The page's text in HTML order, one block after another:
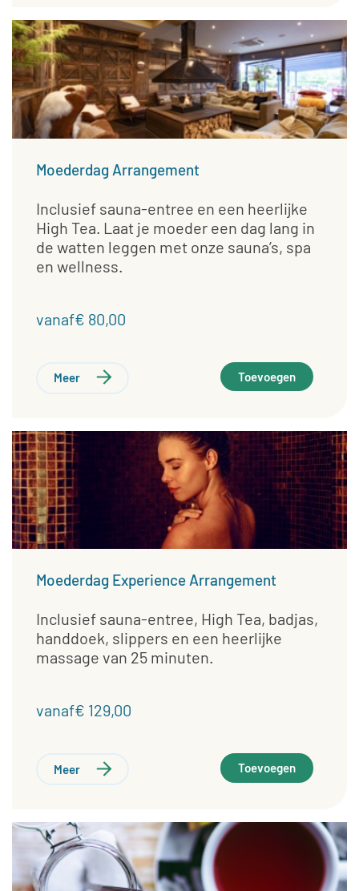
Moederdag Arrangement
Inclusief sauna-entree en een heerlijke
High Tea. Laat je moeder een dag lang in
de watten leggen met onze sauna’s, spa
en wellness.
vanaf€ 80,00
Meer Toevoegen
Moederdag Experience Arrangement
Inclusief sauna-entree, High Tea, badjas,
handdoek, slippers en een heerlijke
massage van 25 minuten.
vanaf€ 129,00
Meer Toevoegen